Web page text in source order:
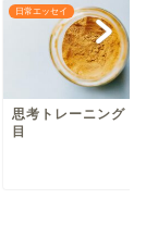
日常エッセイ
思考トレーニング
目